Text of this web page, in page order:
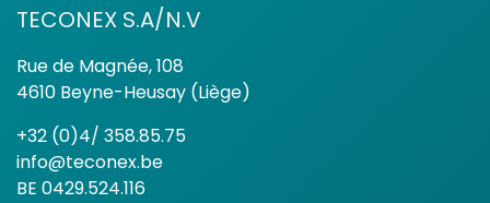
TECONEX S.A/N.V
Rue de Magnée, 108
4610 Beyne-Heusay (Liège)
+32 (0)4/ 358.85.75
info@teconex.be
BE 0429.524.116